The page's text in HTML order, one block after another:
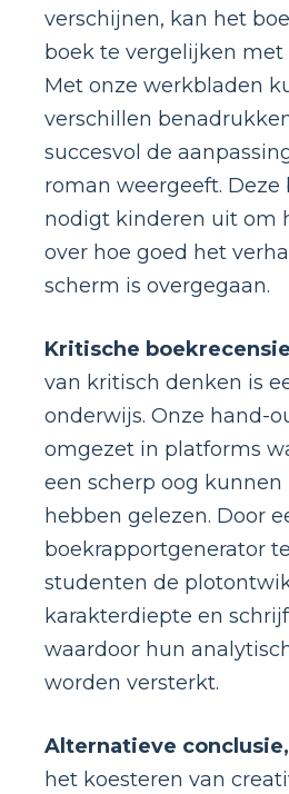
verschijnen, kan het
boek te vergelijken
Met onze werkbladen
verschillen
succesvol de
roman weergeeft.
nodigt kinderen uit om
over hoe goed het
scherm is overgegaan.
Kritische
van kritisch denken is
onderwijs. Onze hand-
omgezet in platforms
een scherp oog
hebben gelezen. Door
boekrapportgenerator
studenten de
karakterdiepte en
waardoor hun
worden versterkt.
Alternatieve
het koesteren van